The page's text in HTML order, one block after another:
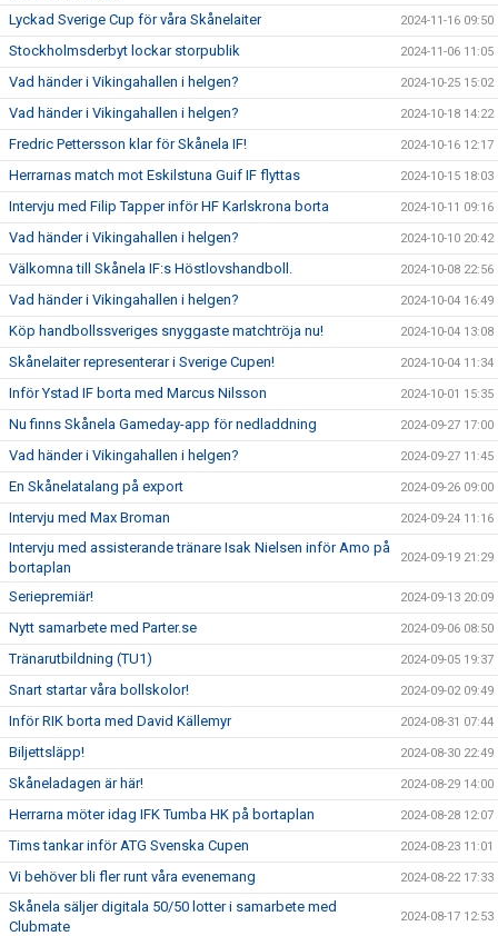
Lyckad Sverige Cup för våra Skånelaiter 2024-11-16 09:50
Stockholmsderbyt lockar storpublik 2024-11-06 11:05
Vad händer i Vikingahallen i helgen? 2024-10-25 15:02
Vad händer i Vikingahallen i helgen? 2024-10-18 14:22
Fredric Pettersson klar för Skånela IF! 2024-10-16 12:17
Herrarnas match mot Eskilstuna Guif IF flyttas 2024-10-15 18:03
Intervju med Filip Tapper inför HF Karlskrona borta 2024-10-11 09:16
Vad händer i Vikingahallen i helgen? 2024-10-10 20:42
Välkomna till Skånela IF:s Höstlovshandboll. 2024-10-08 22:56
Vad händer i Vikingahallen i helgen? 2024-10-04 16:49
Köp handbollssveriges snyggaste matchtröja nu! 2024-10-04 13:08
Skånelaiter representerar i Sverige Cupen! 2024-10-04 11:34
Inför Ystad IF borta med Marcus Nilsson 2024-10-01 15:35
Nu finns Skånela Gameday-app för nedladdning 2024-09-27 17:00
Vad händer i Vikingahallen i helgen? 2024-09-27 11:45
En Skånelatalang på export 2024-09-26 09:00
Intervju med Max Broman 2024-09-24 11:16
Intervju med assisterande tränare Isak Nielsen inför Amo på
bortaplan
2024-09-19 21:29
Seriepremiär! 2024-09-13 20:09
Nytt samarbete med Parter.se 2024-09-06 08:50
Tränarutbildning (TU1) 2024-09-05 19:37
Snart startar våra bollskolor! 2024-09-02 09:49
Inför RIK borta med David Källemyr 2024-08-31 07:44
Biljettsläpp! 2024-08-30 22:49
Skåneladagen är här! 2024-08-29 14:00
Herrarna möter idag IFK Tumba HK på bortaplan 2024-08-28 12:07
Tims tankar inför ATG Svenska Cupen 2024-08-23 11:01
Vi behöver bli fler runt våra evenemang 2024-08-22 17:33
Skånela säljer digitala 50/50 lotter i samarbete med
Clubmate
2024-08-17 12:53